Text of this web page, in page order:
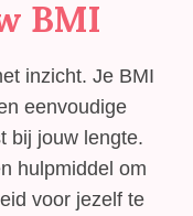
BMI
inzicht. Je BMI
eenvoudige
bij jouw lengte.
hulpmiddel om
voor jezelf te